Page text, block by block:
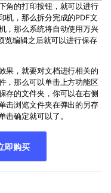
角的打印按钮，就可以进行
机，那么拆分完成的PDF文
，那么系统将自动使用万兴
览编辑之后就可以进行保存
果，就要对文档进行相关的
，那么可以单击上方功能区
存的文件夹，你可以在右侧
击浏览文件夹在弹出的另存
击确定就可以了。
即购买